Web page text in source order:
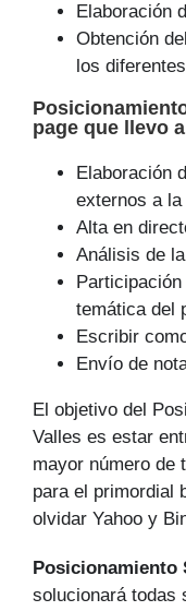
Elaboración
Obtención
los
page que
llevo
Elaboración
externos a la
Alta en
Análisis de
temática del
Escribir
Envío de
El objetivo del
Valles es estar
mayor número de
para el primordial
olvidar Yahoo y
Posicionamiento
solucionará todas